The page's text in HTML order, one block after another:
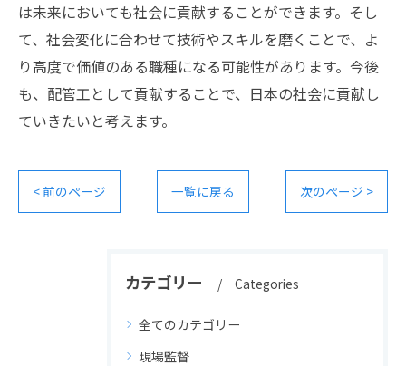
は未来においても社会に貢献することができます。そし
て、社会変化に合わせて技術やスキルを磨くことで、よ
り高度で価値のある職種になる可能性があります。今後
も、配管工として貢献することで、日本の社会に貢献し
ていきたいと考えます。
< 前のページ 一覧に戻る 次のページ >
カテゴリー Categories
全てのカテゴリー
現場監督